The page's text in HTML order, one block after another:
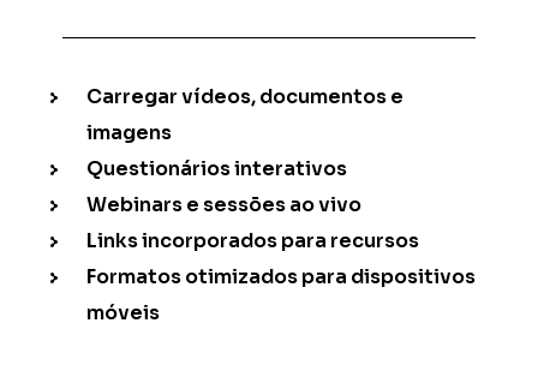
Carregar vídeos, documentos e
imagens
Questionários interativos
Webinars e sessões ao vivo
Links incorporados para recursos
Formatos otimizados para dispositivos
móveis